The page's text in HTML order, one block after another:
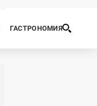
ГАСТРОНОМИЯ